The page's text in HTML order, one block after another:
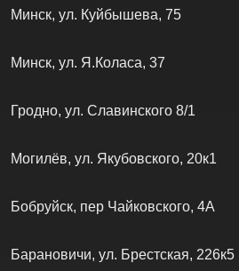
Минск, ул. Куйбышева, 75
Минск, ул. Я.Коласа, 37
Гродно, ул. Славинского 8/1
Могилёв, ул. Якубовского, 20к1
Бобруйск, пер Чайковского, 4А
Барановичи, ул. Брестская, 226к5